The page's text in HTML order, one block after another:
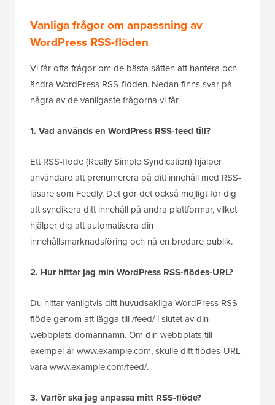
Vanliga frågor om anpassning av
WordPress RSS-flöden
Vi får ofta frågor om de bästa sätten att hantera och
ändra WordPress RSS-flöden. Nedan finns svar på
några av de vanligaste frågorna vi får.
1. Vad används en WordPress RSS-feed till?
Ett RSS-flöde (Really Simple Syndication) hjälper
användare att prenumerera på ditt innehåll med RSS-
läsare som Feedly. Det gör det också möjligt för dig
att syndikera ditt innehåll på andra plattformar, vilket
hjälper dig att automatisera din
innehållsmarknadsföring och nå en bredare publik.
2. Hur hittar jag min WordPress RSS-flödes-URL?
Du hittar vanligtvis ditt huvudsakliga WordPress RSS-
flöde genom att lägga till /feed/ i slutet av din
webbplats domännamn. Om din webbplats till
exempel är www.example.com, skulle ditt flödes-URL
vara www.example.com/feed/.
3. Varför ska jag anpassa mitt RSS-flöde?